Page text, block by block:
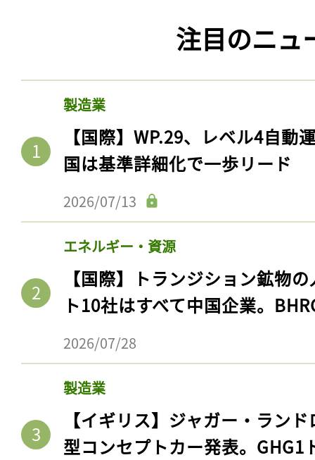
注目のニュ
製造業
【国際】WP.29、レベル4自動
国は基準詳細化で一歩リード
2026/07/13
エネルギー・資源
【国際】トランジション鉱物
ト10社はすべて中国企業。
2026/07/28
製造業
【イギリス】ジャガー・ラン
型コンセプトカー発表。GHG1